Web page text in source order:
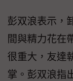
彭双浪表示，
間與精力花在
很重大，友達
掌。彭双浪指